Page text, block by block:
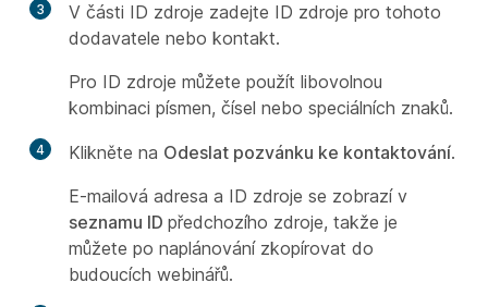
3 V části ID zdroje zadejte ID zdroje pro tohoto
dodavatele nebo kontakt.
Pro ID zdroje můžete použít libovolnou
kombinaci písmen, čísel nebo speciálních znaků.
4 Klikněte na Odeslat pozvánku ke kontaktování.
E-mailová adresa a ID zdroje se zobrazí v
seznamu ID předchozího zdroje, takže je
můžete po naplánování zkopírovat do
budoucích webinářů.